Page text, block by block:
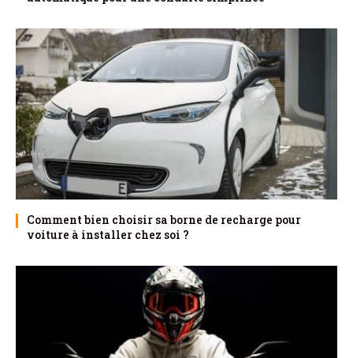
Comment bien choisir sa borne de recharge pour
voiture à installer chez soi ?